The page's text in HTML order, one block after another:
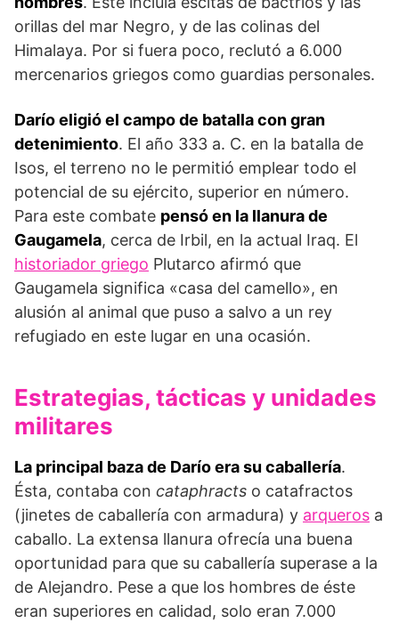
orillas del mar Negro, y de las colinas del
Himalaya. Por si fuera poco, reclutó a 6.000
mercenarios griegos como guardias personales.
Darío eligió el campo de batalla con gran
detenimiento. El año 333 a. C. en la batalla de
Isos, el terreno no le permitió emplear todo el
potencial de su ejército, superior en número.
Para este combate pensó en la llanura de
Gaugamela, cerca de Irbil, en la actual Iraq. El
historiador griego Plutarco afirmó que
Gaugamela significa «casa del camello», en
alusión al animal que puso a salvo a un rey
refugiado en este lugar en una ocasión.
Estrategias, tácticas y unidades
militares
La principal baza de Darío era su caballería.
Ésta, contaba con cataphracts o catafractos
(jinetes de caballería con armadura) y arqueros a
caballo. La extensa llanura ofrecía una buena
oportunidad para que su caballería superase a la
de Alejandro. Pese a que los hombres de éste
eran superiores en calidad, solo eran 7.000